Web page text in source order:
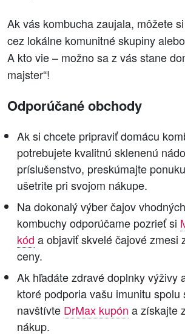
Ak vás kombucha zaujala, môžete
cez lokálne komunitné skupiny
A kto vie – možno sa z vás stane
majster“!
Odporúčané obchody
Ak si chcete pripraviť domácu
potrebujete kvalitnú sklenenú
príslušenstvo, preskúmajte ponuku
ušetrite pri svojom nákupe.
Na dokonalý výber čajov
kombuchy odporúčame pozrieť si
kód a objaviť skvelé čajové zmesi
ceny.
Ak hľadáte zdravé doplnky výživy
ktoré podporia vašu imunitu spolu
navštívte DrMax kupón a získajte
nákup.